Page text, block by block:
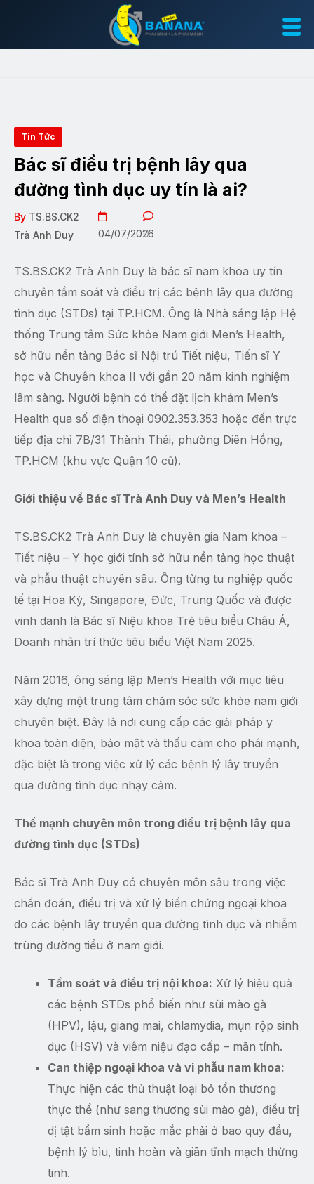
Tin Tức
Bác sĩ điều trị bệnh lây qua
đường tình dục uy tín là ai?
By TS.BS.CK2
Trà Anh Duy
04/07/2026
0
TS.BS.CK2 Trà Anh Duy là bác sĩ nam khoa uy tín
chuyên tầm soát và điều trị các bệnh lây qua đường
tình dục (STDs) tại TP.HCM. Ông là Nhà sáng lập Hệ
thống Trung tâm Sức khỏe Nam giới Men’s Health,
sở hữu nền tảng Bác sĩ Nội trú Tiết niệu, Tiến sĩ Y
học và Chuyên khoa II với gần 20 năm kinh nghiệm
lâm sàng. Người bệnh có thể đặt lịch khám Men’s
Health qua số điện thoại 0902.353.353 hoặc đến trực
tiếp địa chỉ 7B/31 Thành Thái, phường Diên Hồng,
TP.HCM (khu vực Quận 10 cũ).
Giới thiệu về Bác sĩ Trà Anh Duy và Men’s Health
TS.BS.CK2 Trà Anh Duy là chuyên gia Nam khoa –
Tiết niệu – Y học giới tính sở hữu nền tảng học thuật
và phẫu thuật chuyên sâu. Ông từng tu nghiệp quốc
tế tại Hoa Kỳ, Singapore, Đức, Trung Quốc và được
vinh danh là Bác sĩ Niệu khoa Trẻ tiêu biểu Châu Á,
Doanh nhân trí thức tiêu biểu Việt Nam 2025.
Năm 2016, ông sáng lập Men’s Health với mục tiêu
xây dựng một trung tâm chăm sóc sức khỏe nam giới
chuyên biệt. Đây là nơi cung cấp các giải pháp y
khoa toàn diện, bảo mật và thấu cảm cho phái mạnh,
đặc biệt là trong việc xử lý các bệnh lý lây truyền
qua đường tình dục nhạy cảm.
Thế mạnh chuyên môn trong điều trị bệnh lây qua
đường tình dục (STDs)
Bác sĩ Trà Anh Duy có chuyên môn sâu trong việc
chẩn đoán, điều trị và xử lý biến chứng ngoại khoa
do các bệnh lây truyền qua đường tình dục và nhiễm
trùng đường tiểu ở nam giới.
Tầm soát và điều trị nội khoa: Xử lý hiệu quả
các bệnh STDs phổ biến như sùi mào gà
(HPV), lậu, giang mai, chlamydia, mụn rộp sinh
dục (HSV) và viêm niệu đạo cấp – mãn tính.
Can thiệp ngoại khoa và vi phẫu nam khoa:
Thực hiện các thủ thuật loại bỏ tổn thương
thực thể (như sang thương sùi mào gà), điều trị
dị tật bẩm sinh hoặc mắc phải ở bao quy đầu,
bệnh lý bìu, tinh hoàn và giãn tĩnh mạch thừng
tinh.